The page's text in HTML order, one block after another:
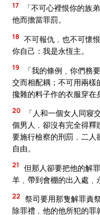
17
「不可心裡恨你的族
他而擔當罪罰。
18 不可報仇﹐也不可懷
你自己：我是永恆主。
19
「我的條例﹑你們務
交而相配耦；不可用兩樣
攙雜的料子作的衣服穿在
20
「人和一個女人同寢
個男人﹐卻沒有完全得
要施行檢察的刑罰﹐二
自由。
21
但那人卻要把他的解
羊﹑帶到會棚的出入處﹑
22 祭司要用那隻解罪責
除罪禮﹐他的他所犯的罪